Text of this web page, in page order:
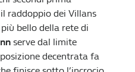
raddoppio dei Villans
bello della rete di
serve dal limite
posizione decentrata fa